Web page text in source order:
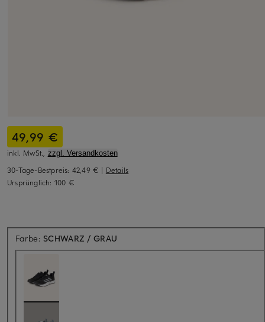
49,99 €
inkl. MwSt., zzgl. Versandkosten
30-Tage-Bestpreis: 42,49 € | Details
Ursprünglich: 100 €
Farbe: SCHWARZ / GRAU